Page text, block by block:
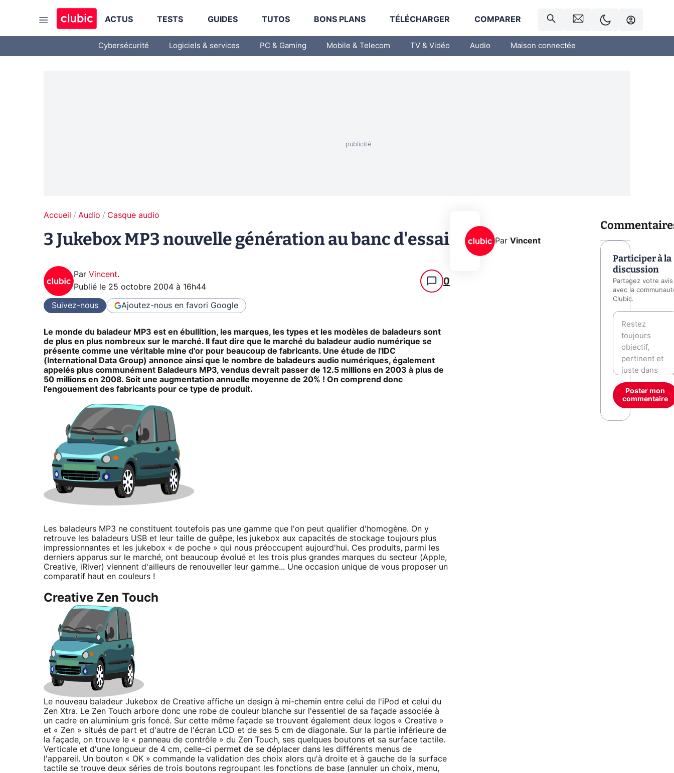
ACTUS TESTS GUIDES TUTOS BONS PLANS TÉLÉCHARGER COMPARER
Cybersécurité Logiciels & services PC & Gaming Mobile & Telecom TV & Vidéo Audio Maison connectée
Accueil Audio Casque audio
3 Jukebox MP3 nouvelle génération au banc d'essai
Par Vincent.
Publié le 25 octobre 2004 à 16h44 0
Suivez-nous Ajoutez-nous en favori Google
Le monde du baladeur MP3 est en ébullition, les marques, les types et les modèles de baladeurs sont
de plus en plus nombreux sur le marché. Il faut dire que le marché du baladeur audio numérique se
présente comme une véritable mine d'or pour beaucoup de fabricants. Une étude de l'IDC
(International Data Group) annonce ainsi que le nombre de baladeurs audio numériques, également
appelés plus communément Baladeurs MP3, vendus devrait passer de 12.5 millions en 2003 à plus de
50 millions en 2008. Soit une augmentation annuelle moyenne de 20% ! On comprend donc
l'engouement des fabricants pour ce type de produit.
Les baladeurs MP3 ne constituent toutefois pas une gamme que l'on peut qualifier d'homogène. On y
retrouve les baladeurs USB et leur taille de guêpe, les jukebox aux capacités de stockage toujours plus
impressionnantes et les jukebox « de poche » qui nous préoccupent aujourd'hui. Ces produits, parmi les
derniers apparus sur le marché, ont beaucoup évolué et les trois plus grandes marques du secteur (Apple,
Creative, iRiver) viennent d'ailleurs de renouveller leur gamme... Une occasion unique de vous proposer un
comparatif haut en couleurs !
Creative Zen Touch
Le nouveau baladeur Jukebox de Creative affiche un design à mi-chemin entre celui de l'iPod et celui du
Zen Xtra. Le Zen Touch arbore donc une robe de couleur blanche sur l'essentiel de sa façade associée à
un cadre en aluminium gris foncé. Sur cette même façade se trouvent également deux logos « Creative »
et « Zen » situés de part et d'autre de l'écran LCD et de ses 5 cm de diagonale. Sur la partie inférieure de
la façade, on trouve le « panneau de contrôle » du Zen Touch, ses quelques boutons et sa surface tactile.
Verticale et d'une longueur de 4 cm, celle-ci permet de se déplacer dans les différents menus de
l'appareil. Un bouton « OK » commande la validation des choix alors qu'à droite et à gauche de la surface
tactile se trouve deux séries de trois boutons regroupant les fonctions de base (annuler un choix, menu,
Par Vincent
Participer à la
discussion
Partagez votre avis
avec la
Clubic.
Poster mon
commentaire